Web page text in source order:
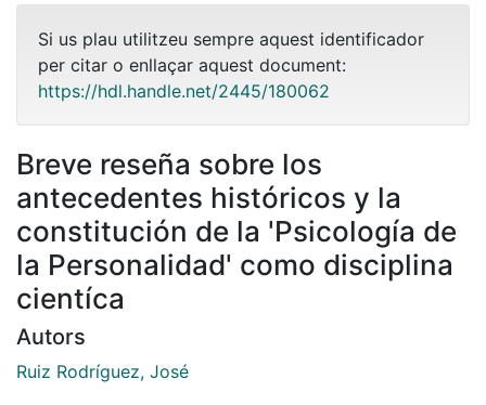
Si us plau utilitzeu sempre aquest identificador
per citar o enllaçar aquest document:
https://hdl.handle.net/2445/180062
Breve reseña sobre los
antecedentes históricos y la
constitución de la 'Psicología de
la Personalidad' como disciplina
cientíca
Autors
Ruiz Rodríguez, José